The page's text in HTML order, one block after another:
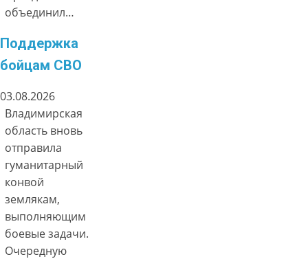
объединил…
Поддержка
бойцам СВО
03.08.2026
Владимирская
область вновь
отправила
гуманитарный
конвой
землякам,
выполняющим
боевые задачи.
Очередную